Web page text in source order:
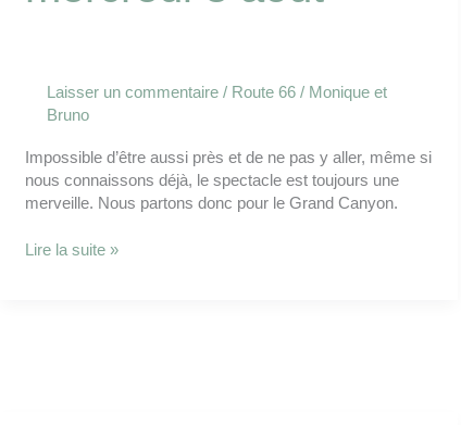
Laisser un commentaire / Route 66/ Monique et
Bruno
Impossible d’être aussi près et de ne pas y aller, même si
nous connaissons déjà, le spectacle est toujours une
merveille. Nous partons donc pour le Grand Canyon.
Lire la suite »